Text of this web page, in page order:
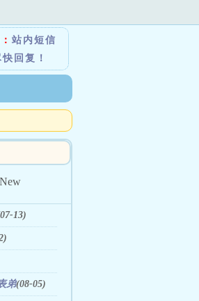
站内短信
回复！
13)
弟(08-05)